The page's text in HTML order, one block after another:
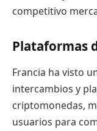
competitivo
Plataformas
Francia ha visto
intercambios y
criptomonedas,
usuarios para